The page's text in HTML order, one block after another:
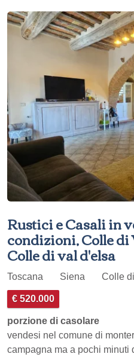
Rustici e Casali in
condizioni, Colle di
Colle di val d'elsa
Toscana Siena Colle
€ 520.000
porzione di casolare
vendesi nel comune di
campagna ma a pochi